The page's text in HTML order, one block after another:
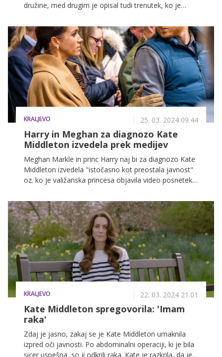
družine, med drugim je opisal tudi trenutek, ko je
strani telefonske slušalke pa je bila pokojna kraljica
Elizabeta ...
KRALJEVO 25. 03. 2024 09.44
Harry in Meghan za diagnozo Kate
Middleton izvedela prek medijev
Meghan Markle in princ Harry naj bi za diagnozo Kate
Middleton izvedela "istočasno kot preostala javnost"
oz. ko je valižanska princesa objavila video posnetek,
KRALJEVO 22. 03. 2024 21.01
Kate Middleton spregovorila: 'Imam
raka'
Zdaj je jasno, zakaj se je Kate Middleton umaknila
izpred oči javnosti. Po abdominalni operaciji, ki je bila
sicer uspešna, so ji odkrili raka. Kate je razkrila, da je v